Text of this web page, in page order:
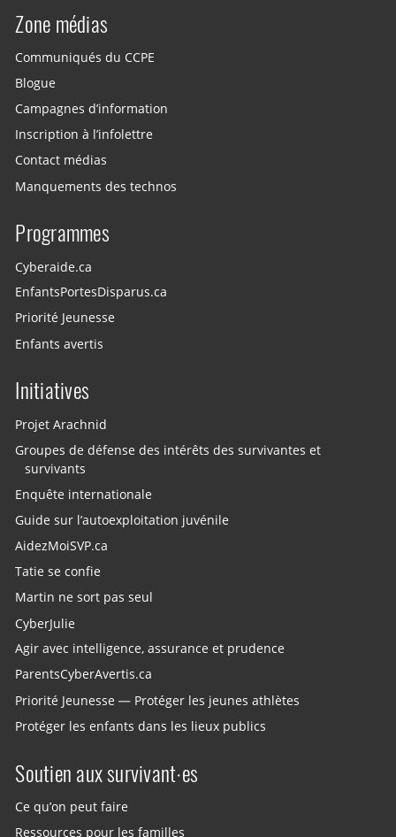
Zone médias
Communiqués du CCPE
Blogue
Campagnes d’information
Inscription à l’infolettre
Contact médias
Manquements des technos
Programmes
Cyberaide.ca
EnfantsPortesDisparus.ca
Priorité Jeunesse
Enfants avertis
Initiatives
Projet Arachnid
Groupes de défense des intérêts des survivantes et
survivants
Enquête internationale
Guide sur l’autoexploitation juvénile
AidezMoiSVP.ca
Tatie se confie
Martin ne sort pas seul
CyberJulie
Agir avec intelligence, assurance et prudence
ParentsCyberAvertis.ca
Priorité Jeunesse — Protéger les jeunes athlètes
Protéger les enfants dans les lieux publics
Soutien aux survivant·es
Ce qu’on peut faire
Ressources pour les familles